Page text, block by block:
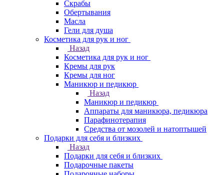
Скрабы
Обертывания
Масла
Гели для душа
Косметика для рук и ног
Назад
Косметика для рук и ног
Кремы для рук
Кремы для ног
Маникюр и педикюр
Назад
Маникюр и педикюр
Аппараты для маникюра, педикюра
Парафинотерапия
Средства от мозолей и натоптышей
Подарки для себя и близких
Назад
Подарки для себя и близких
Подарочные пакеты